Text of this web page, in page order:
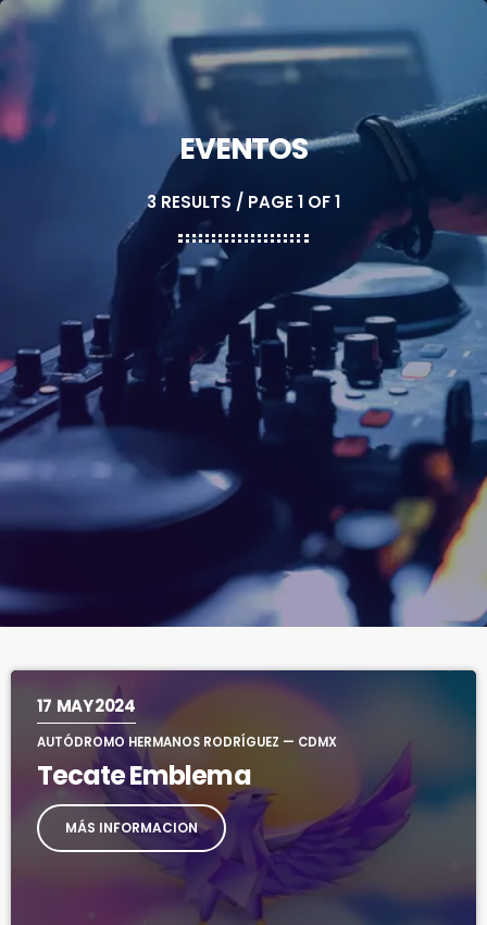
EVENTOS
3 RESULTS / PAGE 1 OF 1
17 MAY 2024
AUTÓDROMO HERMANOS RODRÍGUEZ — CDMX
Tecate Emblema
MÁS INFORMACION